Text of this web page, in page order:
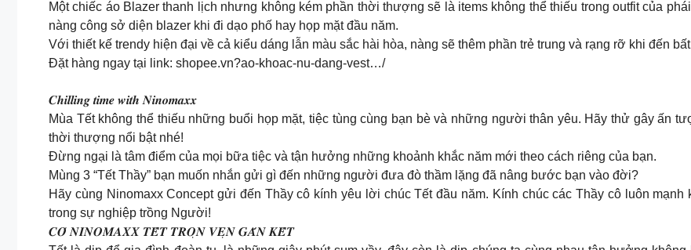
Một chiếc áo Blazer thanh lịch nhưng không kém phần thời thượng sẽ là items không thể thiếu trong outfit của
nàng công sở diện blazer khi đi dạo phố hay họp mặt đầu năm.
Với thiết kế trendy hiện đại về cả kiểu dáng lẫn màu sắc hài hòa, nàng sẽ thêm phần trẻ trung và rạng rỡ khi đến
Đặt hàng ngay tại link: shopee.vn?ao-khoac-nu-dang-vest…/
𝑪𝒉𝒊𝒍𝒍𝒊𝒏𝒈 𝒕𝒊𝒎𝒆 𝒘𝒊𝒕𝒉 𝑵𝒊𝒏𝒐𝒎𝒂𝒙𝒙
Mùa Tết không thể thiếu những buổi họp mặt, tiệc tùng cùng bạn bè và những người thân yêu. Hãy thử gây ấn
thời thượng nổi bật nhé!
Đừng ngại là tâm điểm của mọi bữa tiệc và tận hưởng những khoảnh khắc năm mới theo cách riêng của bạn.
Mùng 3 “Tết Thầy” bạn muốn nhắn gửi gì đến những người đưa đò thầm lặng đã nâng bước bạn vào đời?
Hãy cùng Ninomaxx Concept gửi đến Thầy cô kính yêu lời chúc Tết đầu năm. Kính chúc các Thầy cô luôn
trong sự nghiệp trồng Người!
𝑪𝑶́ 𝑵𝑰𝑵𝑶𝑴𝑨𝑿𝑿 𝑻𝑬̂́𝑻 𝑻𝑹𝑶̣𝑵 𝑽𝑬̣𝑵 𝑮𝑨̆́𝑵 𝑲𝑬̂́𝑻